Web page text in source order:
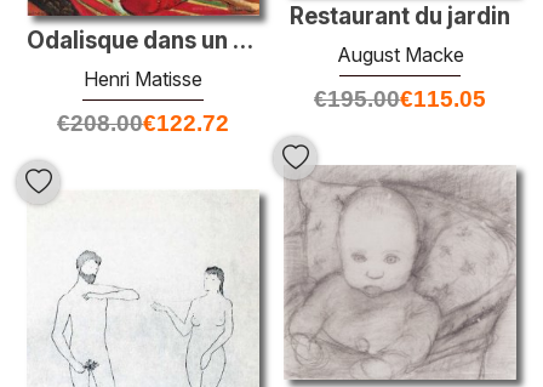
Restaurant du jardin
August Macke
€195.00€115.05
Odalisque dans un pantalon rouge
Henri Matisse
€208.00€122.72